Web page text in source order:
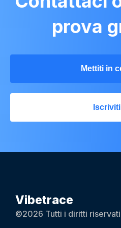
prova
Mettiti in
Vibetrace
©2026 Tutti i diritti